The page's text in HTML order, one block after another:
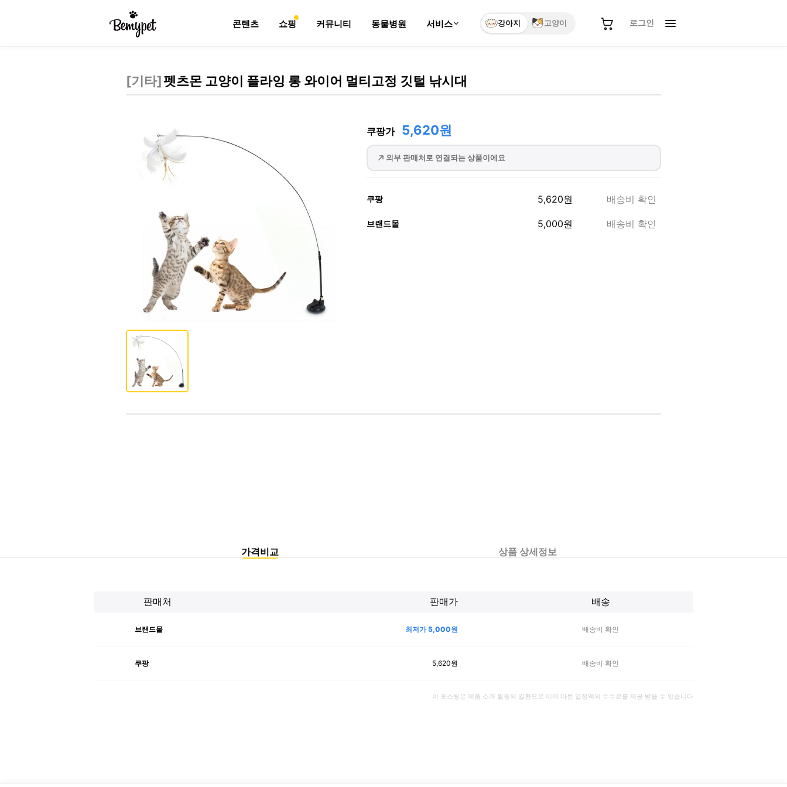
콘텐츠 쇼핑 커뮤니티 동물병원 서비스 강아지 고양이 로그인
[기타]펫츠몬 고양이 플라잉 롱 와이어 멀티고정 깃털 낚시대
쿠팡가 5,620원
외부 판매처로 연결되는 상품이에요
쿠팡 5,620원 배송비 확인
브랜드몰 5,000원 배송비 확인
가격비교 상품 상세정보
판매처 판매가 배송
브랜드몰 최저가5,000원 배송비 확인
쿠팡 5,620원 배송비 확인
이 포스팅은 제품 소개 활동의 일환으로 이에 따른 일정액의 수수료를 제공 받을 수 있습니다